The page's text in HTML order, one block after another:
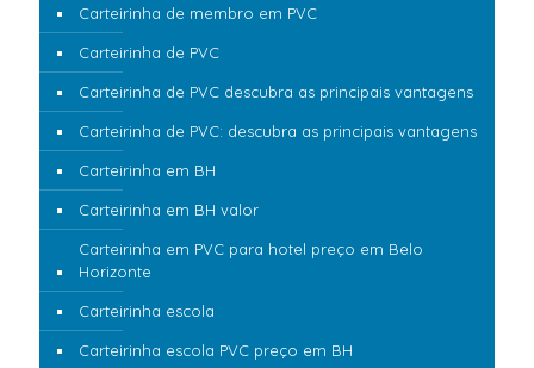
Carteirinha de membro em PVC
Carteirinha de PVC
Carteirinha de PVC descubra as principais vantagens
Carteirinha de PVC: descubra as principais vantagens
Carteirinha em BH
Carteirinha em BH valor
Carteirinha em PVC para hotel preço em Belo
Horizonte
Carteirinha escola
Carteirinha escola PVC preço em BH